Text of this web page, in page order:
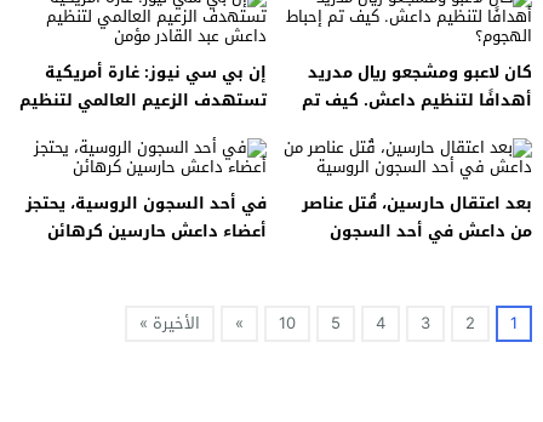
كان لاعبو ومشجعو ريال مدريد
أهدافًا لتنظيم داعش. كيف تم
إن بي سي نيوز: غارة أمريكية
تستهدف الزعيم العالمي لتنظيم
بعد اعتقال حارسين، قُتل عناصر
من داعش في أحد السجون
في أحد السجون الروسية، يحتجز
أعضاء داعش حارسين كرهائن
1
2
3
4
5
10
» الأخيرة »